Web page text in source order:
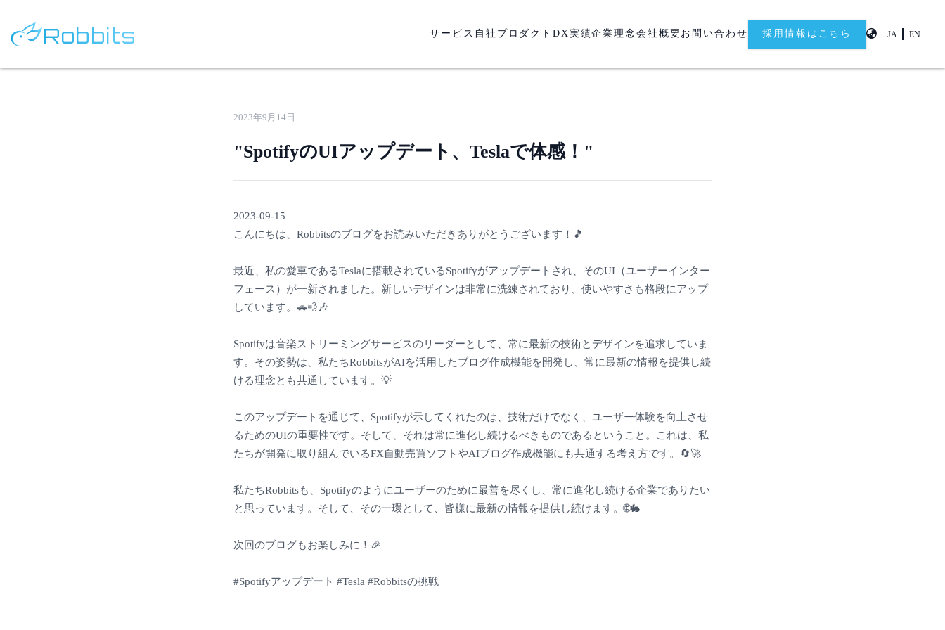
Robbits サービス 自社プロダクトDX実績企業理念 会社概要お問い合わせ 採用情報はこちら JA EN
2023年9月14日
"SpotifyのUIアップデート、Teslaで体感！"
2023-09-15
こんにちは、Robbitsのブログをお読みいただきありがとうございます！🎵
最近、私の愛車であるTeslaに搭載されているSpotifyがアップデートされ、そのUI（ユーザーインター
フェース）が一新されました。新しいデザインは非常に洗練されており、使いやすさも格段にアップ
しています。🚗💨🎶
Spotifyは音楽ストリーミングサービスのリーダーとして、常に最新の技術とデザインを追求していま
す。その姿勢は、私たちRobbitsがAIを活用したブログ作成機能を開発し、常に最新の情報を提供し続
ける理念とも共通しています。💡
このアップデートを通じて、Spotifyが示してくれたのは、技術だけでなく、ユーザー体験を向上させ
るためのUIの重要性です。そして、それは常に進化し続けるべきものであるということ。これは、私
たちが開発に取り組んでいるFX自動売買ソフトやAIブログ作成機能にも共通する考え方です。🔄🚀
私たちRobbitsも、Spotifyのようにユーザーのために最善を尽くし、常に進化し続ける企業でありたい
と思っています。そして、その一環として、皆様に最新の情報を提供し続けます。🌐🐇
次回のブログもお楽しみに！🎉
#Spotifyアップデート #Tesla #Robbitsの挑戦